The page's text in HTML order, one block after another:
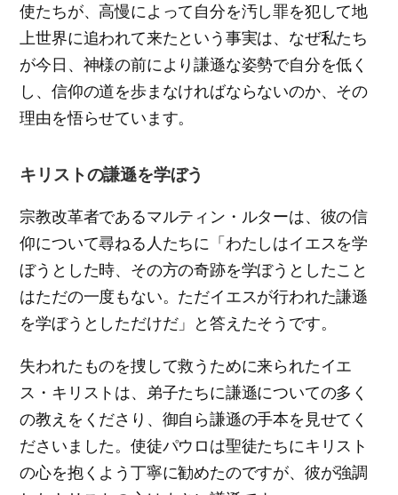
使たちが、高慢によって自分を汚し罪を犯して地
上世界に追われて来たという事実は、なぜ私たち
が今日、神様の前により謙遜な姿勢で自分を低く
し、信仰の道を歩まなければならないのか、その
理由を悟らせています。
キリストの謙遜を学ぼう
宗教改革者であるマルティン・ルターは、彼の信
仰について尋ねる人たちに「わたしはイエスを学
ぼうとした時、その方の奇跡を学ぼうとしたこと
はただの一度もない。ただイエスが行われた謙遜
を学ぼうとしただけだ」と答えたそうです。
失われたものを捜して救うために来られたイエ
ス・キリストは、弟子たちに謙遜についての多く
の教えをくださり、御自ら謙遜の手本を見せてく
ださいました。使徒パウロは聖徒たちにキリスト
の心を抱くよう丁寧に勧めたのですが、彼が強調